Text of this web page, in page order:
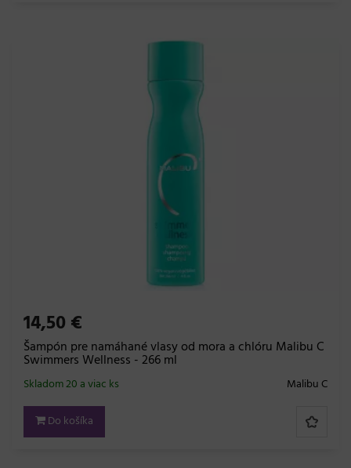
14,50 €
Šampón pre namáhané vlasy od mora a chlóru Malibu C
Swimmers Wellness - 266 ml
Malibu C
Skladom 20 a viac ks
Do košíka